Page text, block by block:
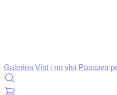
Galeries Vist i no vist Passava